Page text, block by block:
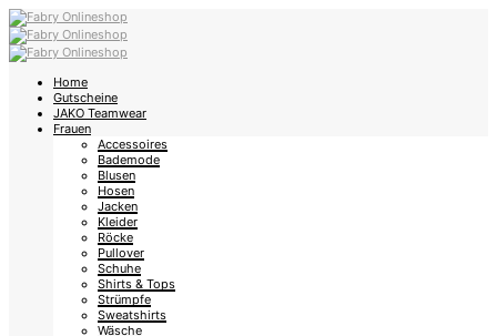
Home
Gutscheine
JAKO Teamwear
Frauen
Accessoires
Bademode
Blusen
Hosen
Jacken
Kleider
Röcke
Pullover
Schuhe
Shirts & Tops
Strümpfe
Sweatshirts
Wäsche